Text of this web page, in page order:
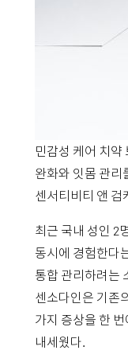
민감성 케어 치약
완화와 잇몸 관리
센서티비티 앤 검
최근 국내 성인 2
동시에 경험한다
통합 관리하려는
센소다인은 기존
가지 증상을 한 번
내세웠다.